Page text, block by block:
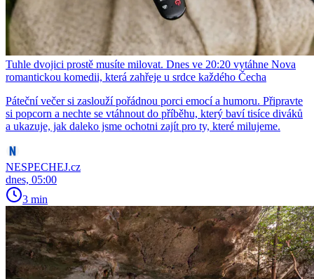
Tuhle dvojici prostě musíte milovat. Dnes ve 20:20 vytáhne Nova
romantickou komedii, která zahřeje u srdce každého Čecha
Páteční večer si zaslouží pořádnou porci emocí a humoru. Připravte
si popcorn a nechte se vtáhnout do příběhu, který baví tisíce diváků
a ukazuje, jak daleko jsme ochotni zajít pro ty, které milujeme.
NESPECHEJ.cz
dnes, 05:00
3 min